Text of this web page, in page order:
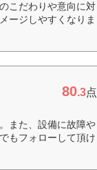
こだわりや意向に対
ージしやすくなりま
80.3点
また、設備に故障や
もフォローして頂け